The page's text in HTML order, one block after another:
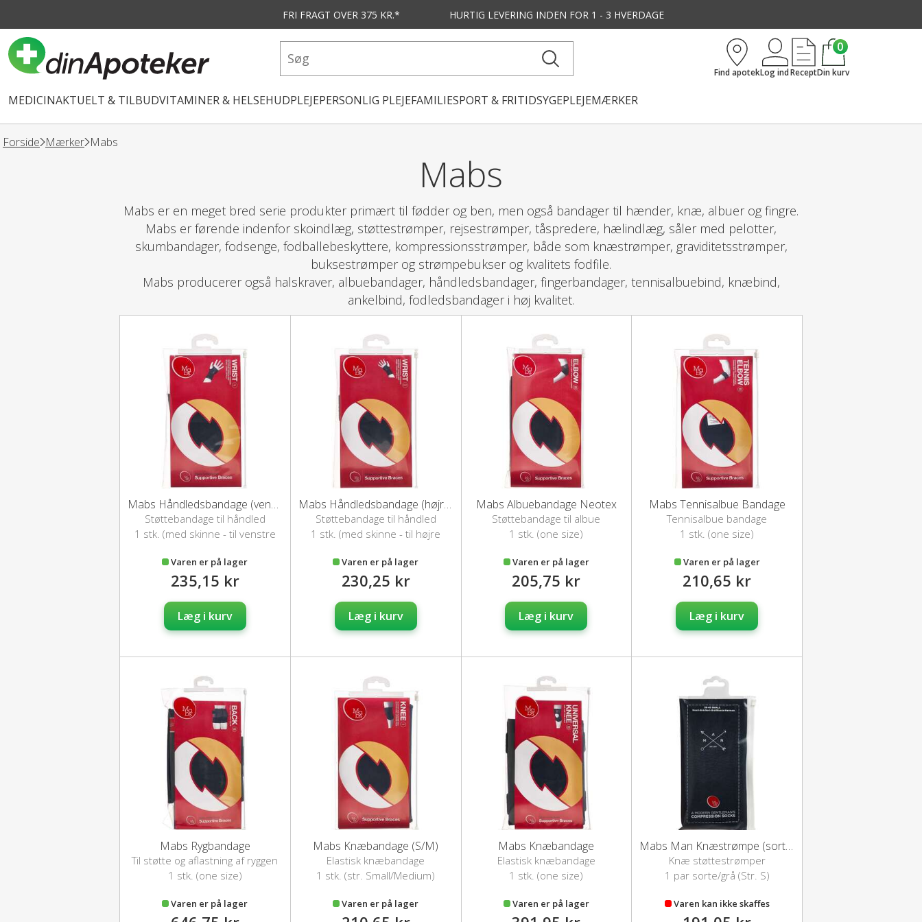
FRI FRAGT OVER 375 KR.* HURTIG LEVERING INDEN FOR 1 - 3 HVERDAGE
MEDICINAKTUELT & TILBUDVITAMINER & HELSEHUDPLEJEPERSONLIG PLEJEFAMILIESPORT & FRITIDSYGEPLEJEMÆRKER
Find apotekLog indRecept
0
Din kurv
Forside Mærker Mabs
Mabs
Mabs er en meget bred serie produkter primært til fødder og ben, men også bandager til hænder, knæ, albuer og fingre.
Mabs er førende indenfor skoindlæg, støttestrømper, rejsestrømper, tåspredere, hælindlæg, såler med pelotter,
skumbandager, fodsenge, fodballebeskyttere, kompressionsstrømper, både som knæstrømper, graviditetsstrømper,
buksestrømper og strømpebukser og kvalitets fodfile.
Mabs producerer også halskraver, albuebandager, håndledsbandager, fingerbandager, tennisalbuebind, knæbind,
ankelbind, fodledsbandager i høj kvalitet.
Mabs Håndledsbandage (venstre)
Støttebandage til håndled
1 stk. (med skinne - til venstre
Varen er på lager
235,15 kr
Læg i kurv
Mabs Håndledsbandage (højre)
Støttebandage til håndled
1 stk. (med skinne - til højre
Varen er på lager
230,25 kr
Læg i kurv
Mabs Albuebandage Neotex
Støttebandage til albue
1 stk. (one size)
Varen er på lager
205,75 kr
Læg i kurv
Mabs Tennisalbue Bandage
Tennisalbue bandage
1 stk. (one size)
Varen er på lager
210,65 kr
Læg i kurv
Mabs Rygbandage
Til støtte og aflastning af ryggen
1 stk. (one size)
Varen er på lager
Mabs Knæbandage (S/M)
Elastisk knæbandage
1 stk. (str. Small/Medium)
Varen er på lager
Mabs Knæbandage
Elastisk knæbandage
1 stk. (one size)
Varen er på lager
Mabs Man Knæstrømpe (sort/grå-S)
Knæ støttestrømper
1 par sorte/grå (Str. S)
Varen kan ikke skaffes